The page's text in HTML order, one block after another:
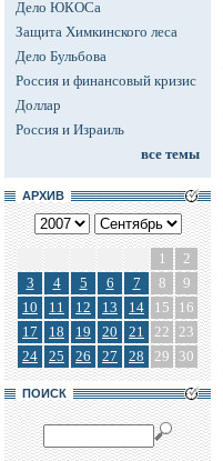
Дело ЮКОСа
Защита Химкинского леса
Дело Бульбова
Россия и финансовый кризис
Доллар
Россия и Израиль
все темы
АРХИВ
1
2
3
4 5 6 7 8
9
10
11 12 13 14 15
16
17
18 19 20 21 22 23
24
25 26 27 28 29 30
ПОИСК